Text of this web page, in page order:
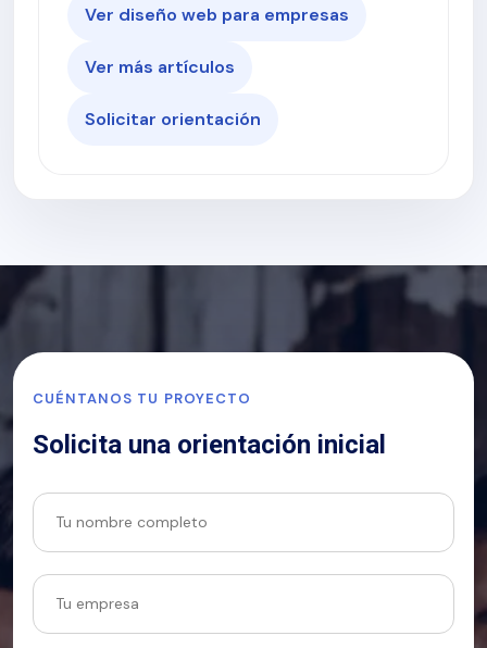
Ver diseño web para empresas
Ver más artículos
Solicitar orientación
CUÉNTANOS TU PROYECTO
Solicita una orientación inicial